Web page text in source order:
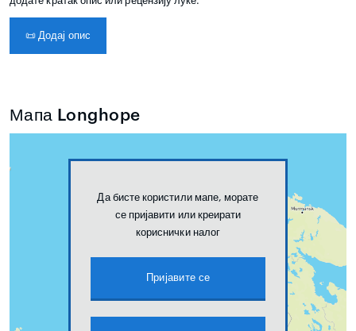
📜 Додај опис
Мапа Longhope
Да бисте користили мапе, морате
се пријавити или креирати
кориснички налог
Пријавите се